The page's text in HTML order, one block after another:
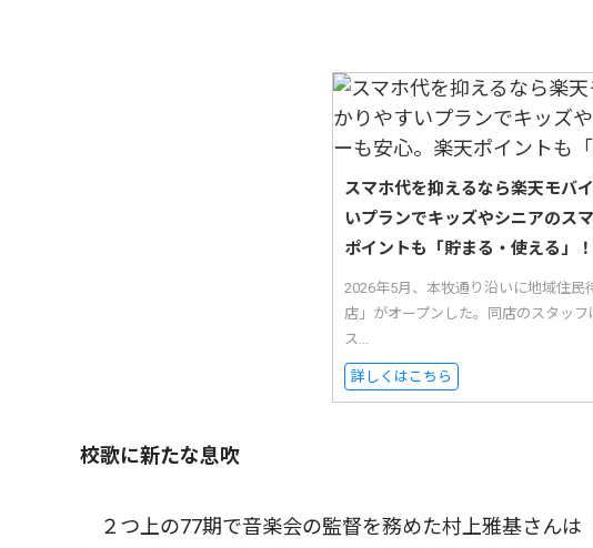
スマホ代を抑えるなら楽天モバ
いプランでキッズやシニアのス
ポイントも「貯まる・使える」！
2026年5月、本牧通り沿いに地域住民
店」がオープンした。同店のスタッ
ス...
詳しくはこちら
校歌に新たな息吹
２つ上の77期で音楽会の監督を務めた村上雅基さんは